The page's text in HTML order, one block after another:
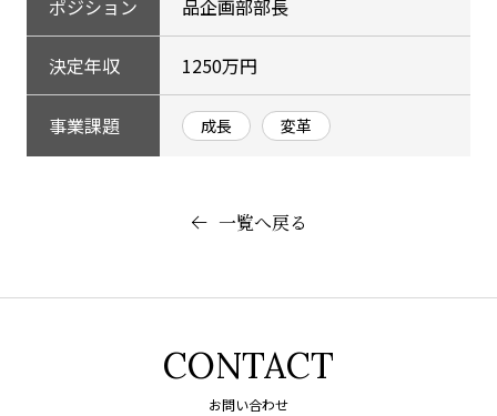
ポジション
品企画部部長
決定年収 1250万円
事業課題 成長 変革
一覧へ戻る
CONTACT
お問い合わせ